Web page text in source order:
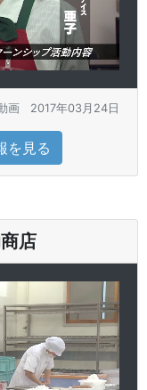
画 2017年03月24日
を見る
店